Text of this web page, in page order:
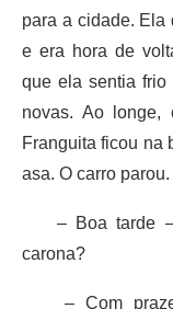
para a cidade. Ela
e era hora de
que ela sentia frio
novas. Ao longe,
Franguita ficou na
asa. O carro parou.
– Boa tarde –
carona?
– Com